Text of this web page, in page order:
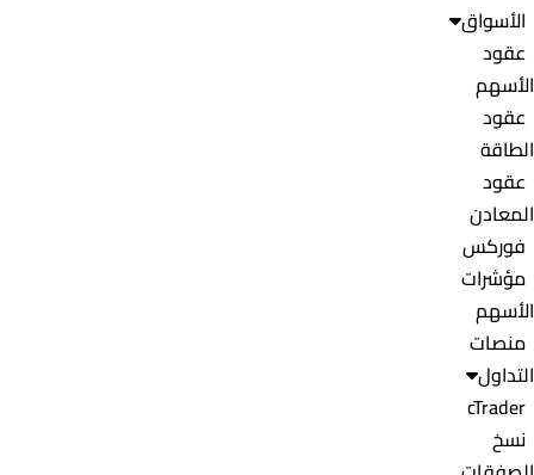
الأسواق
عقود
الأسهم
عقود
الطاقة
عقود
المعادن
فوركس
مؤشرات
الأسهم
منصات
التداول
cTrader
نسخ